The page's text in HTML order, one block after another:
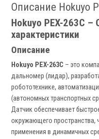
Описание Hokuyo
Hokuyo PEX-263C –
характеристики
Описание
Hokuyo PEX-263C – это
дальномер (лидар),
робототехнике,
(автономных транспортных
Датчик обеспечивает
окружающего пространства,
применения в динамичных